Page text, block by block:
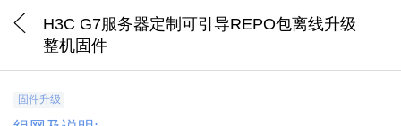
H3C G7服务器定制可引导REPO包离线升级
整机固件
固件升级